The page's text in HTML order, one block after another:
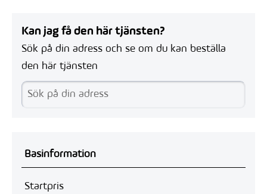
Kan jag få den här tjänsten?
Sök på din adress och se om du kan beställa
den här tjänsten
Basinformation
Startpris